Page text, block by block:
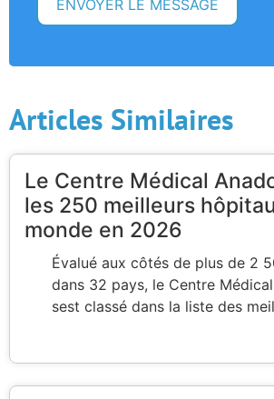
Articles Similaires
Le Centre Médical
les 250 meilleurs
monde en 2026
Évalué aux côtés de plus de 2
dans 32 pays, le Centre
sest classé dans la liste des